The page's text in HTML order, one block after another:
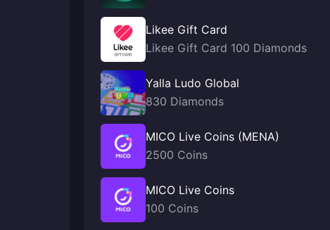
Likee Gift Card
Likee Gift Card 100 Diamonds
Yalla Ludo Global
830 Diamonds
MICO Live Coins (MENA)
2500 Coins
MICO Live Coins
100 Coins